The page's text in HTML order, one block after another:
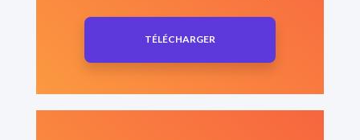
TÉLÉCHARGER